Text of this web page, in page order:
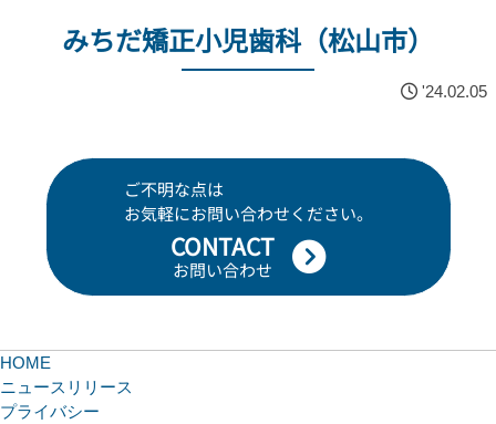
みちだ矯正小児歯科（松山市）
'24.02.05
ご不明な点は
お気軽にお問い合わせください。
CONTACT
お問い合わせ
HOME
ニュースリリース
プライバシー